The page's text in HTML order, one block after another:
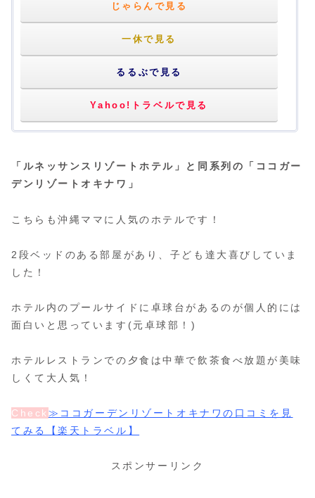
じゃらんで見る
一休で見る
るるぶで見る
Yahoo!トラベルで見る
「ルネッサンスリゾートホテル」と同系列の「ココガー
デンリゾートオキナワ」
こちらも沖縄ママに人気のホテルです！
2段ベッドのある部屋があり、子ども達大喜びしていま
した！
ホテル内のプールサイドに卓球台があるのが個人的には
面白いと思っています(元卓球部！)
ホテルレストランでの夕食は中華で飲茶食べ放題が美味
しくて大人気！
Check≫ココガーデンリゾートオキナワの口コミを見
てみる【楽天トラベル】
スポンサーリンク